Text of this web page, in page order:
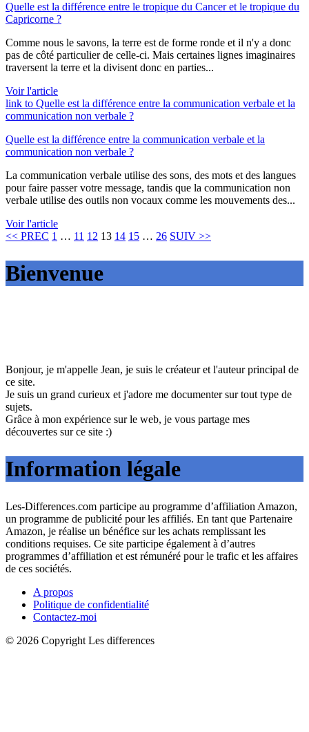
Quelle est la différence entre le tropique du Cancer et le tropique du
Capricorne ?
Comme nous le savons, la terre est de forme ronde et il n'y a donc
pas de côté particulier de celle-ci. Mais certaines lignes imaginaires
traversent la terre et la divisent donc en parties...
Voir l'article
link to Quelle est la différence entre la communication verbale et la
communication non verbale ?
Quelle est la différence entre la communication verbale et la
communication non verbale ?
La communication verbale utilise des sons, des mots et des langues
pour faire passer votre message, tandis que la communication non
verbale utilise des outils non vocaux comme les mouvements des...
Voir l'article
<< PREC Page
1 … Page
11 Page
12 Page
13 Page
14 Page
15 … Page
26 SUIV >>
Bienvenue
Bonjour, je m'appelle Jean, je suis le créateur et l'auteur principal de
ce site.
Je suis un grand curieux et j'adore me documenter sur tout type de
sujets.
Grâce à mon expérience sur le web, je vous partage mes
découvertes sur ce site :)
Information légale
Les-Differences.com participe au programme d’affiliation Amazon,
un programme de publicité pour les affiliés. En tant que Partenaire
Amazon, je réalise un bénéfice sur les achats remplissant les
conditions requises. Ce site participe également à d’autres
programmes d’affiliation et est rémunéré pour le trafic et les affaires
de ces sociétés.
A propos
Politique de confidentialité
Contactez-moi
© 2026 Copyright Les differences